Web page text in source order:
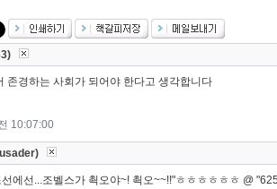
존경하는 사회가 되어야 한다고 생각합니다
10:07:00
에선...조벨스가 쵝오야~! 쵝오~~!!"ㅎㅎㅎㅎㅎㅎ @